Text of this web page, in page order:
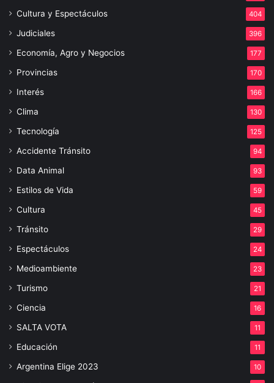
Cultura y Espectáculos 404
Judiciales 396
Economía, Agro y Negocios 177
Provincias 170
Interés 166
Clima 130
Tecnología 125
Accidente Tránsito 94
Data Animal 93
Estilos de Vida 59
Cultura 45
Tránsito 29
Espectáculos 24
Medioambiente 23
Turismo 21
Ciencia 16
SALTA VOTA 11
Educación 11
Argentina Elige 2023 10